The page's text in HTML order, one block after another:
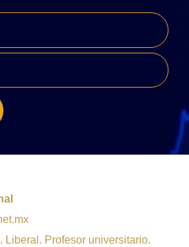
Liberal. Profesor universitario.